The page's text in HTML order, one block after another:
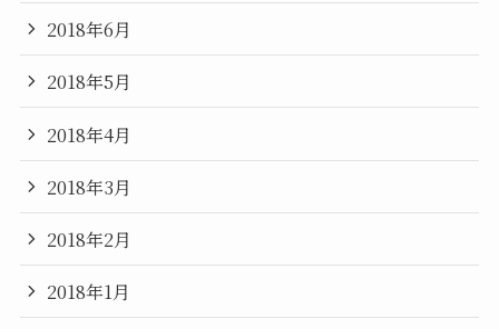
2018年6月
2018年5月
2018年4月
2018年3月
2018年2月
2018年1月